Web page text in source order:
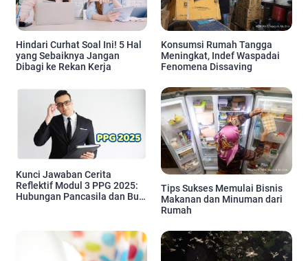
Hindari Curhat Soal Ini! 5 Hal
yang Sebaiknya Jangan
Dibagi ke Rekan Kerja
Konsumsi Rumah Tangga
Meningkat, Indef Waspadai
Fenomena Dissaving
Kunci Jawaban Cerita
Reflektif Modul 3 PPG 2025:
Hubungan Pancasila dan Budi
Tips Sukses Memulai Bisnis
Makanan dan Minuman dari
Rumah